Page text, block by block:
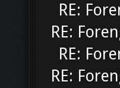
RE:
RE:
RE:
RE: